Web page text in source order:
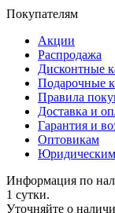
Покупателям
Акции
Распродажа
Дисконтные
Подарочные
Правила
Доставка и
Гарантия и
Оптовикам
Информация по
1 сутки.
Уточняйте о